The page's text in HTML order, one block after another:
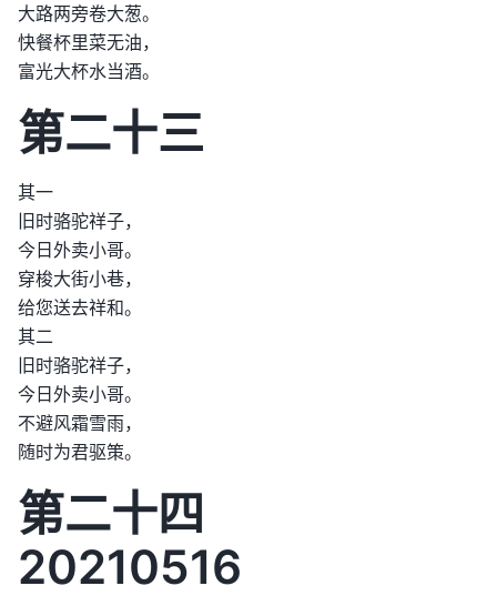
大路两旁卷大葱。
快餐杯里菜无油，
富光大杯水当酒。
第二十三
其一
旧时骆驼祥子，
今日外卖小哥。
穿梭大街小巷，
给您送去祥和。
其二
旧时骆驼祥子，
今日外卖小哥。
不避风霜雪雨，
随时为君驱策。
第二十四
20210516